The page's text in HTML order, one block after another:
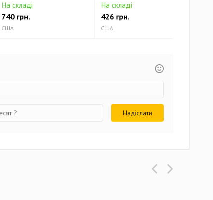
На складі
740 грн.
США
На складі
426 грн.
США